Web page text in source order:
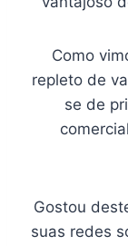
Como
repleto de
se de
Gostou
suas redes